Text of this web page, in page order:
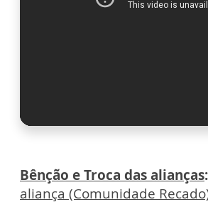
Bênção e Troca das alianças:
aliança (Comunidade